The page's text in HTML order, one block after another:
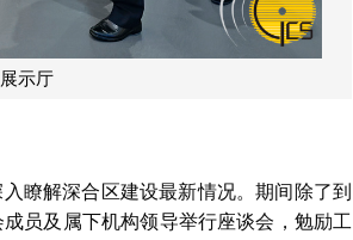
生站
瞭解深合区建设最新情况。期间除了到
员及属下机构领导举行座谈会，勉励工